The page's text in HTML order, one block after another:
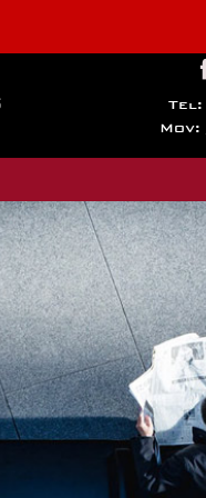
Tel:
Mov: